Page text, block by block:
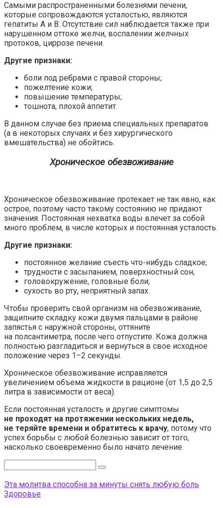
Самыми распространенными болезнями печени,
которые сопровождаются усталостью, являются
гепатиты А и В. Отсутствие сил наблюдается также при
нарушенном оттоке желчи, воспалении желчных
протоков, циррозе печени.
Другие признаки:
боли под ребрами с правой стороны;
пожелтение кожи;
повышение температуры;
тошнота, плохой аппетит.
В данном случае без приема специальных препаратов
(а в некоторых случаях и без хирургического
вмешательства) не обойтись.
Хроническое обезвоживание
Хроническое обезвоживание протекает не так явно, как
острое, поэтому часто такому состоянию не придают
значения. Постоянная нехватка воды влечет за собой
много проблем, в числе которых и постоянная усталость.
Другие признаки:
постоянное желание съесть что-нибудь сладкое;
трудности с засыпанием, поверхностный сон;
головокружение, головные боли;
сухость во рту, неприятный запах.
Чтобы проверить свой организм на обезвоживание,
защипните складку кожи двумя пальцами в районе
запястья с наружной стороны, оттяните
на полсантиметра, после чего отпустите. Кожа должна
полностью разгладиться и вернуться в свое исходное
положение через 1–2 секунды.
Хроническое обезвоживание исправляется
увеличением объема жидкости в рационе (от 1,5 до 2,5
литра в зависимости от веса).
Если постоянная усталость и другие симптомы
не проходят на протяжении нескольких недель,
не теряйте времени и обратитесь к врачу, потому что
успех борьбы с любой болезнью зависит от того,
насколько своевременно было начато лечение.
Эта молитва способна за минуты снять любую боль
Здоровье